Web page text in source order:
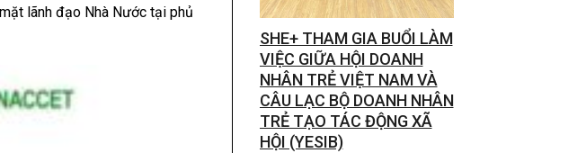
lãnh đạo Nhà Nước tại phủ
SHE+ THAM GIA BUỔI LÀM
VIỆC GIỮA HỘI DOANH
NHÂN TRẺ VIỆT NAM VÀ
CÂU LẠC BỘ DOANH NHÂN
TRẺ TẠO TÁC ĐỘNG XÃ
HỘI (YESIB)